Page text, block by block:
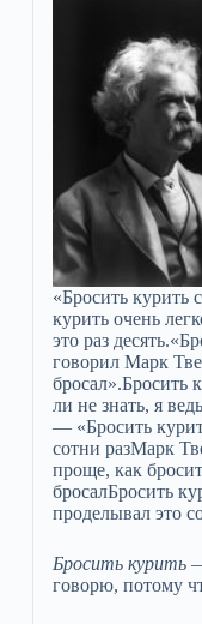
«Бросить курить
курить очень
это раз
говорил Марк
бросал».Бросить
ли не знать, я
— «Бросить
сотни разМарк
проще, как
бросалБросить
проделывал это
Бросить курить—
говорю, потому